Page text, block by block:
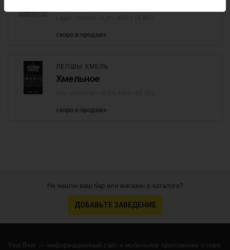
скоро в продаже
ЛЕПШЫ ХМЕЛЬ
Хмельное
скоро в продаже
Не нашли ваш бар или магазин в каталоге?
ДОБАВЬТЕ ЗАВЕДЕНИЕ
Your.Beer — информационный сайт и мобильное приложение о пиве